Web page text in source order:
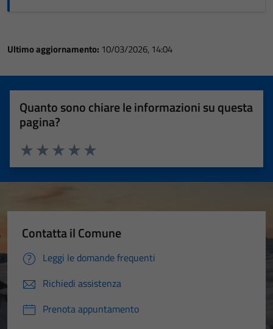
Ultimo aggiornamento: 10/03/2026, 14:04
Quanto sono chiare le informazioni su questa
pagina?
Valuta 5 stelle su 5
Valuta 4 stelle su 5
Valuta 3 stelle su 5
Valuta 2 stelle su 5
Valuta 1 stelle su 5
Contatta il Comune
Leggi le domande frequenti
Richiedi assistenza
Prenota appuntamento